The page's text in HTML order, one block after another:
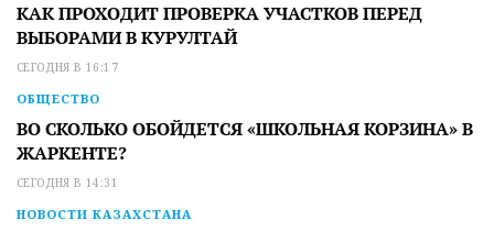
КАК ПРОХОДИТ ПРОВЕРКА УЧАСТКОВ ПЕРЕД
ВЫБОРАМИ В КУРУЛТАЙ
СЕГОДНЯ В 16:17
ОБЩЕСТВО
ВО СКОЛЬКО ОБОЙДЕТСЯ «ШКОЛЬНАЯ КОРЗИНА» В
ЖАРКЕНТЕ?
СЕГОДНЯ В 14:31
НОВОСТИ КАЗАХСТАНА